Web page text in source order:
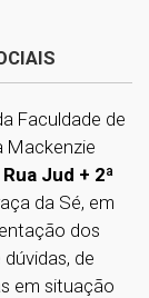
Faculdade de
Mackenzie
Jud + 2ª
da Sé, em
dos
de
em situação